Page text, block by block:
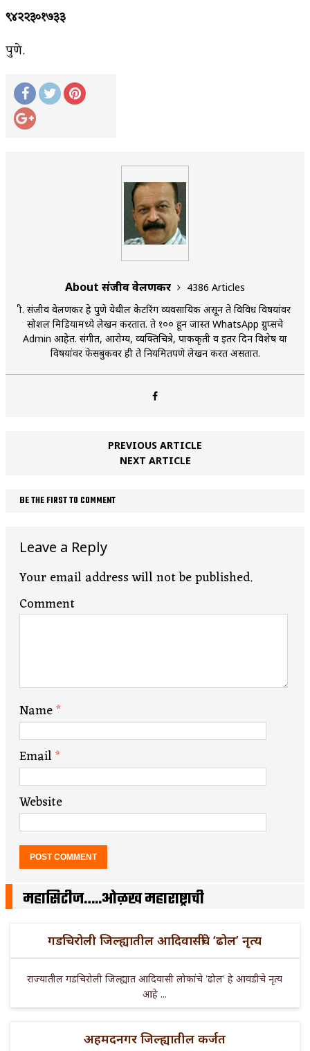
९४२२३०१७३३
पुणे.
About संजीव वेलणकर
4386 Articles
श्री. संजीव वेलणकर हे पुणे येथील केटरिंग व्यवसायिक असून ते विविध विषयांवर
सोशल मिडियामध्ये लेखन करतात. ते १०० हून जास्त WhatsApp ग्रुप्सचे
Admin आहेत. संगीत, आरोग्य, व्यक्तिचित्रे, पाककृती व इतर दिन विशेष या
विषयांवर फेसबुकवर ही ते नियमितपणे लेखन करत असतात.
PREVIOUS ARTICLE
NEXT ARTICLE
BE THE FIRST TO COMMENT
Leave a Reply
Your email address will not be published.
Comment
Name*
Email*
Website
महासिटीज…..ओळख महाराष्ट्राची
गडचिरोली जिल्ह्यातील आदिवासींचे ‘ढोल’ नृत्य
राज्यातील गडचिरोली जिल्ह्यात आदिवासी लोकांचे 'ढोल' हे आवडीचे नृत्य
आहे ...
अहमदनगर जिल्ह्यातील कर्जत